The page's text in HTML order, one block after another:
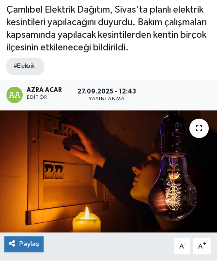
Çamlıbel Elektrik Dağıtım, Sivas’ta planlı elektrik
kesintileri yapılacağını duyurdu. Bakım çalışmaları
kapsamında yapılacak kesintilerden kentin birçok
ilçesinin etkileneceği bildirildi.
#Elektrik
AZRA ACAR
EDITÖR
27.09.2025 - 12:43
YAYINLANMA
Paylaş A- A+
Gündem
Kültür-Sanat
Siyaset
Haber Arşivi